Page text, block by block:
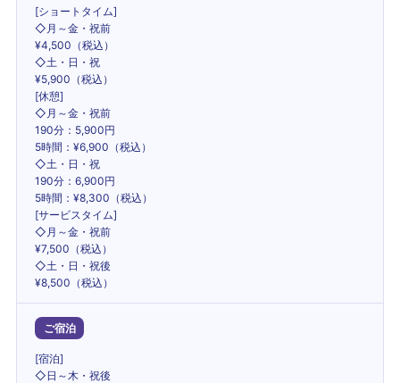
[ショートタイム]
◇月～金・祝前
¥4,500（税込）
◇土・日・祝
¥5,900（税込）
[休憩]
◇月～金・祝前
190分：5,900円
5時間：¥6,900（税込）
◇土・日・祝
190分：6,900円
5時間：¥8,300（税込）
[サービスタイム]
◇月～金・祝前
¥7,500（税込）
◇土・日・祝後
¥8,500（税込）
ご宿泊
[宿泊]
◇日～木・祝後